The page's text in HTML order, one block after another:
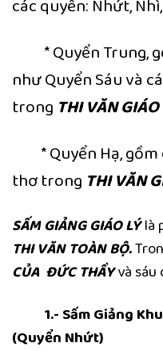
các quyển: Nhứt,
* Quyển Trung,
như Quyển Sáu và
trong THI VĂN
* Quyển Hạ, gồm
thơ trong THI VĂN
SẤM GIẢNG GIÁO LÝlà
THI VĂN TOÀN BỘ.
CỦA ĐỨC THẦYvà sáu
1.- Sấm Giảng
(Quyển Nhứt)